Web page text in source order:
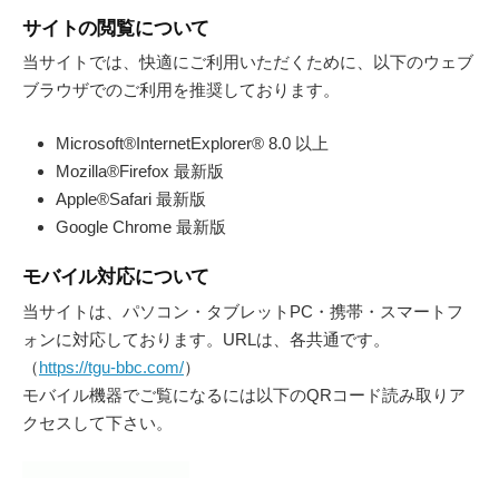
サイトの閲覧について
当サイトでは、快適にご利用いただくために、以下のウェブ
ブラウザでのご利用を推奨しております。
Microsoft®InternetExplorer® 8.0 以上
Mozilla®Firefox 最新版
Apple®Safari 最新版
Google Chrome 最新版
モバイル対応について
当サイトは、パソコン・タブレットPC・携帯・スマートフ
ォンに対応しております。URLは、各共通です。
（https://tgu-bbc.com/）
モバイル機器でご覧になるには以下のQRコード読み取りア
クセスして下さい。